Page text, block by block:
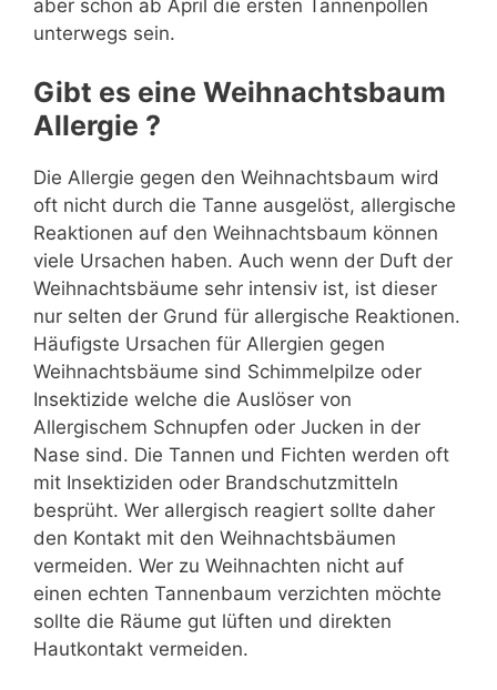
aber schon ab April die ersten Tannenpollen
unterwegs sein.
Gibt es eine Weihnachtsbaum
Allergie ?
Die Allergie gegen den Weihnachtsbaum wird
oft nicht durch die Tanne ausgelöst, allergische
Reaktionen auf den Weihnachtsbaum können
viele Ursachen haben. Auch wenn der Duft der
Weihnachtsbäume sehr intensiv ist, ist dieser
nur selten der Grund für allergische Reaktionen.
Häufigste Ursachen für Allergien gegen
Weihnachtsbäume sind Schimmelpilze oder
Insektizide welche die Auslöser von
Allergischem Schnupfen oder Jucken in der
Nase sind. Die Tannen und Fichten werden oft
mit Insektiziden oder Brandschutzmitteln
besprüht. Wer allergisch reagiert sollte daher
den Kontakt mit den Weihnachtsbäumen
vermeiden. Wer zu Weihnachten nicht auf
einen echten Tannenbaum verzichten möchte
sollte die Räume gut lüften und direkten
Hautkontakt vermeiden.